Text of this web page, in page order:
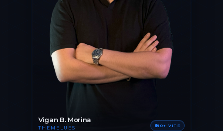
Vigan B. Morina
THEMELUES 10+ VITE